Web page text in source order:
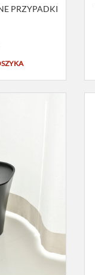
PRZYPADKI